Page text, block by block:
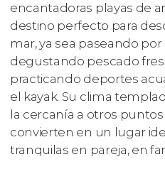
encantadoras playas de
destino perfecto para
mar, ya sea paseando
degustando pescado
practicando deportes
el kayak. Su clima
la cercanía a otros
convierten en un lugar
tranquilas en pareja, en